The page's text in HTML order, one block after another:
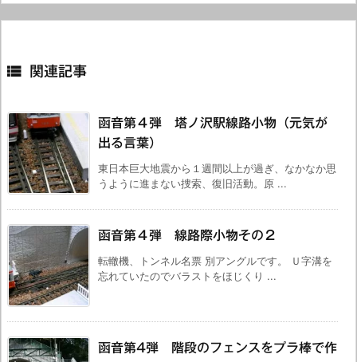
 関連記事
函音第４弾 塔ノ沢駅線路小物（元気が
出る言葉）
東日本巨大地震から１週間以上が過ぎ、なかなか思
うように進まない捜索、復旧活動。原 ...
函音第４弾 線路際小物その２
転轍機、トンネル名票 別アングルです。 Ｕ字溝を
忘れていたのでバラストをほじくり ...
函音第4弾 階段のフェンスをプラ棒で作